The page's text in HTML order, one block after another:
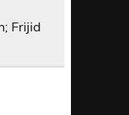
Frijid